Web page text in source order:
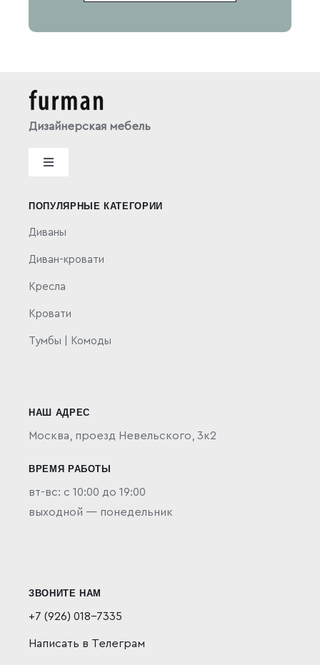
Дизайнерская мебель
Toggle
Политика конфиденциальности
ПОПУЛЯРНЫЕ КАТЕГОРИИ
Диваны
Диван-кровати
Кресла
Кровати
Тумбы | Комоды
НАШ АДРЕС
Москва, проезд Невельского, 3к2
ВРЕМЯ РАБОТЫ
вт-вс: с 10:00 до 19:00
выходной — понедельник
ЗВОНИТЕ НАМ
+7 (926) 018-7335
Написать в Телеграм